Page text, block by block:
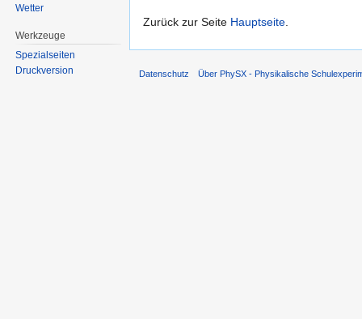
Zurück zur Seite Hauptseite
Wetter
Werkzeuge
Spezialseiten
Druckversion
Datenschutz Über PhySX - Physikalische